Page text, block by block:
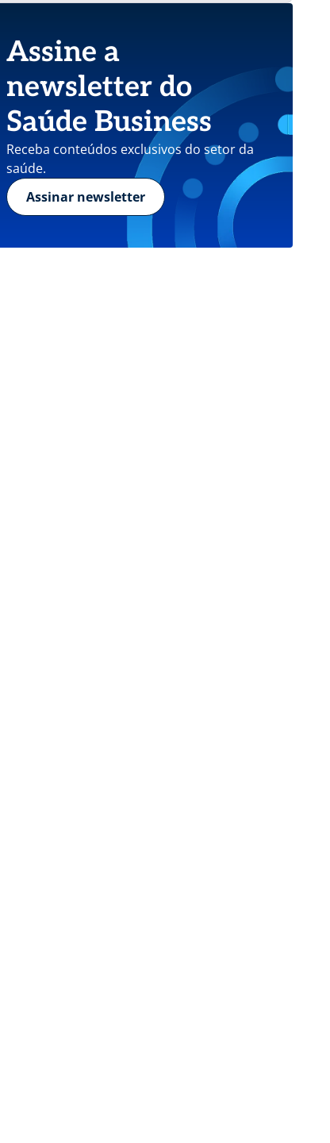
Assine a
newsletter do
Saúde Business
Receba conteúdos exclusivos do setor da
saúde.
Assinar newsletter